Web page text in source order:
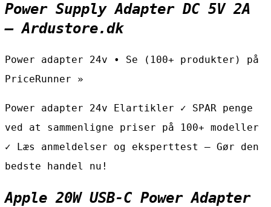
Power Supply Adapter DC 5V 2A
– Ardustore.dk
Power adapter 24v • Se (100+ produkter) på
PriceRunner »
Power adapter 24v Elartikler ✓ SPAR penge
ved at sammenligne priser på 100+ modeller
✓ Læs anmeldelser og eksperttest – Gør den
bedste handel nu!
Apple 20W USB-C Power Adapter